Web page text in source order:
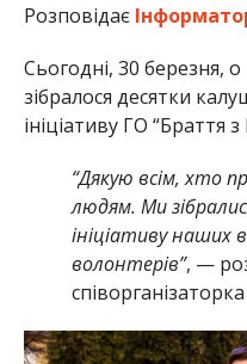
Розповідає
Сьогодні, 30 березня,
зібралося десятки
ініціативу ГО “Браття
“Дякую всім, хто
людям. Ми
ініціативу наших
волонтерів”, —